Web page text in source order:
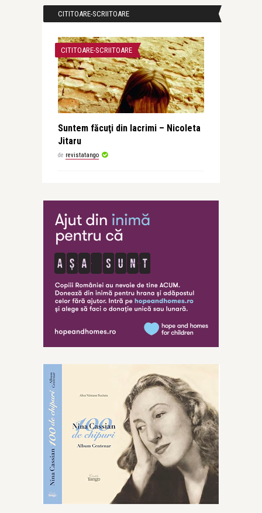
CITITOARE-SCRIITOARE
CITITOARE-SCRIITOARE
Suntem făcuţi din lacrimi – Nicoleta
Jitaru
de revistatango